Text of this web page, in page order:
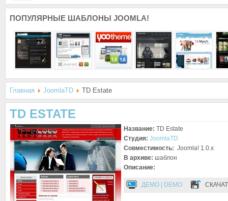
ПОПУЛЯРНЫЕ ШАБЛОНЫ JOOMLA!
Главная JoomlaTD TD Estate
TD ESTATE
Название: TD Estate
Студия: JoomlaTD
Совместимость: Joomla! 1.0.x
В архиве: шаблон
Описание:
ДЕМО | DEMO